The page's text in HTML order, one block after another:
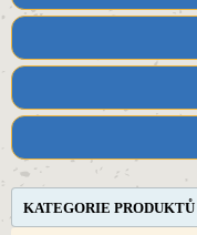
KATEGORIE PRODUKTŮ